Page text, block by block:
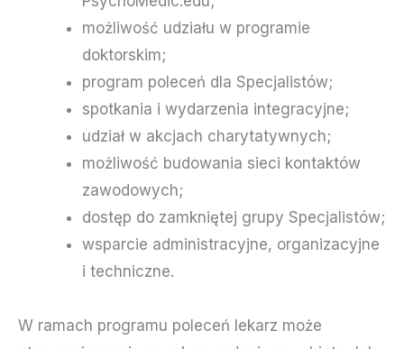
możliwość udziału w programie
doktorskim;
program poleceń dla Specjalistów;
spotkania i wydarzenia integracyjne;
udział w akcjach charytatywnych;
możliwość budowania sieci kontaktów
zawodowych;
dostęp do zamkniętej grupy Specjalistów;
wsparcie administracyjne, organizacyjne
i techniczne.
W ramach programu poleceń lekarz może